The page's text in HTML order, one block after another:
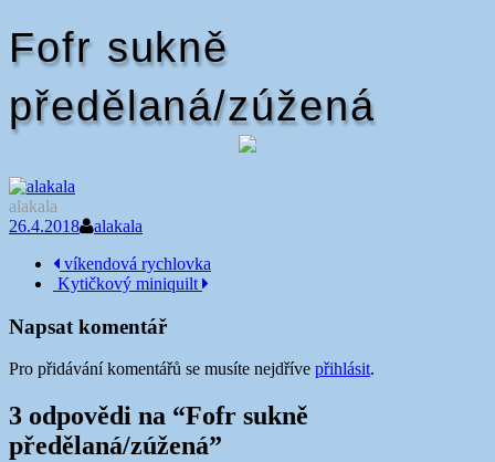
Fofr sukně
předělaná/zúžená
alakala
26.4.2018
alakala
Navigace
příspěvku
víkendová rychlovka
Kytičkový miniquilt
Napsat komentář
Pro přidávání komentářů se musíte nejdříve přihlásit.
3 odpovědi na “Fofr sukně
předělaná/zúžená”